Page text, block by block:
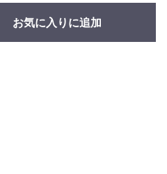
お気に入りに追加